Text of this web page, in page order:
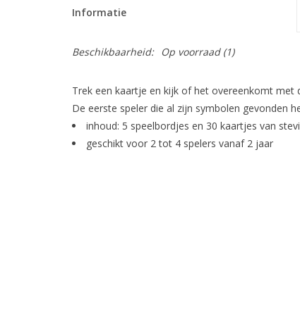
Informatie
Beschikbaarheid: Op voorraad(1)
Trek een kaartje en kijk of het overeenkomt met
De eerste speler die al zijn symbolen gevonden
inhoud: 5 speelbordjes en 30 kaartjes van
geschikt voor 2 tot 4 spelers vanaf 2 jaar